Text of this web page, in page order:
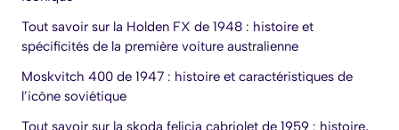
Tout savoir sur la Holden FX de 1948 : histoire et
spécificités de la première voiture australienne
Moskvitch 400 de 1947 : histoire et caractéristiques de
l’icône soviétique
Tout savoir sur la skoda felicia cabriolet de 1959 : histoire,